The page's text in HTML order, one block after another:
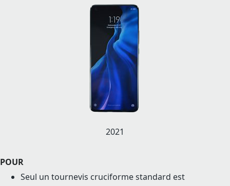
2021
POUR
Seul un tournevis cruciforme standard est